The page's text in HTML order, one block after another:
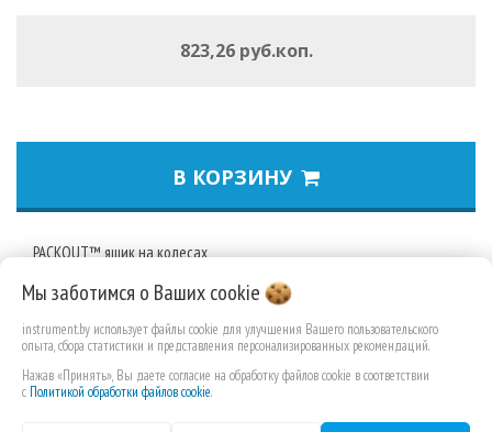
823,26 руб.коп.
В КОРЗИНУ
PACKOUT™ ящик на колесах
Часть PACKOUT™ модульной системы хранения.
Сконструирован с использованием ударопрочных полимеров
для долгого срока службы в условиях строительной площадки.
113 кг грузоподъемность.
Рукоятка индустриального класса.
Мы заботимся о Вашихcookie
instrument.by использует файлы cookie для улучшения Вашего пользовательского
опыта, сбора статистики и представления персонализированных рекомендаций.
Нажав «Принять», Вы даете согласие на обработку файлов cookie в соответствии
с Политикой обработки файлов cookie.